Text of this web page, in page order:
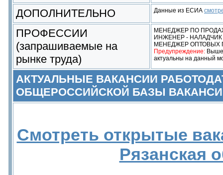
ДОПОЛНИТЕЛЬНО Данные из ЕСИА
ПРОФЕССИИ
(запрашиваемые на
рынке труда)
МЕНЕДЖЕР ПО
ИНЖЕНЕР -
МЕНЕДЖЕР ОПТОВЫХ
Предупреждение: Выше
актуальны на данный
АКТУАЛЬНЫЕ ВАКАНСИИ
ОБЩЕРОССИЙСКОЙ БАЗЫ
Смотреть открытые
Рязанская